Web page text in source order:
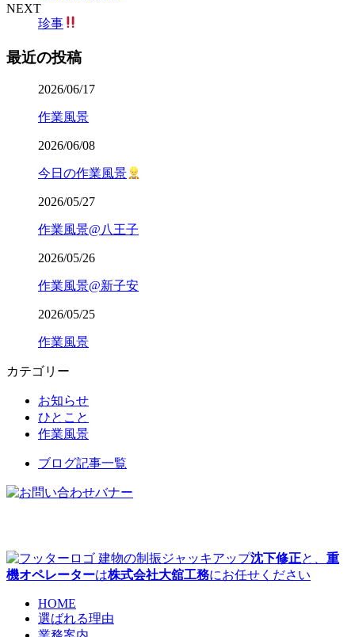
NEXT
珍事
最近の投稿
2026/06/17
作業風景
2026/06/08
今日の作業風景
2026/05/27
作業風景@八王子
2026/05/26
作業風景@新子安
2026/05/25
作業風景
カテゴリー
お知らせ
ひとこと
作業風景
ブログ記事一覧
建物の制振ジャッキアップ沈下修正と、 重
機オペレーターは株式会社大舘工務にお任せください
HOME
選ばれる理由